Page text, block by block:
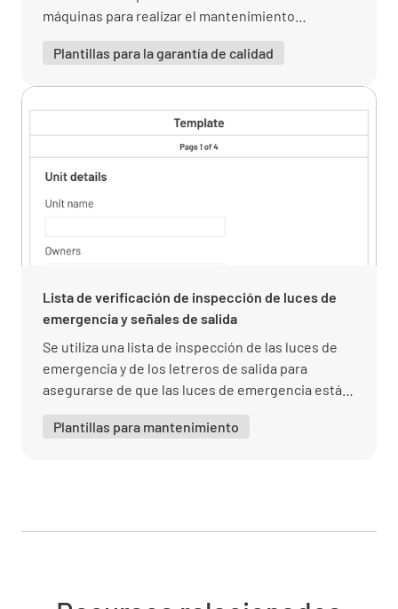
Limitaciones operacionales, incluidas las
de seguridad eléctrica)
Evaluación general de la instalación
máquinas para realizar el mantenimiento
fabricación.
Plantillas para la garantía de calidad
Lista de verificación de inspección de luces de
emergencia y señales de salida
Se utiliza una lista de inspección de las luces de
emergencia y de los letreros de salida para
asegurarse de que las luces de emergencia están
Plantillas para mantenimiento